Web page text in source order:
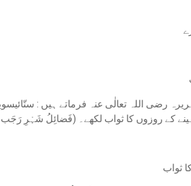
رضی اللہ تعالٰی عنہ فرماتے ہیں :
کے روزوں کا ثواب لکھے۔ (فَضائِلُ شَہْرِ رَجَب ،
ثواب